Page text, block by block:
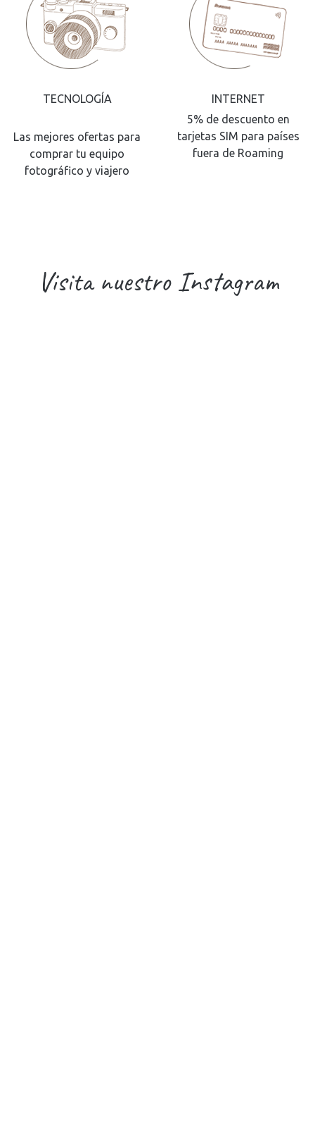
TECNOLOGÍA
Las mejores ofertas para
comprar tu equipo
fotográfico y viajero
INTERNET
5% de descuento en
tarjetas SIM para países
fuera de Roaming
Visita nuestro Instagram